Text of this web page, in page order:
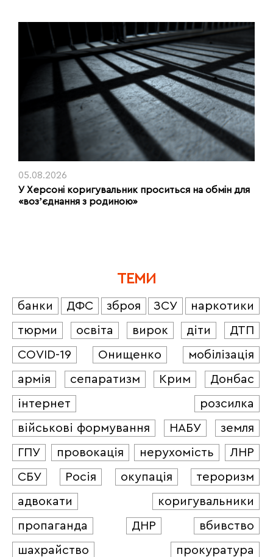
05.08.2026
У Херсоні коригувальник проситься на обмін для
«возʼєднання з родиною»
ТЕМИ
банки ДФС зброя ЗСУ
наркотики
тюрми
освіта вирок діти
ДТП
COVID-19
Онищенко
мобілізація
армія
сепаратизм Крим
Донбас
інтернет
розсилка
військові формування
НАБУ
земля
ГПУ
провокація нерухомість
ЛНР
СБУ
Росія окупація
тероризм
адвокати
коригувальники
пропаганда
ДНР
вбивство
шахрайство
прокуратура